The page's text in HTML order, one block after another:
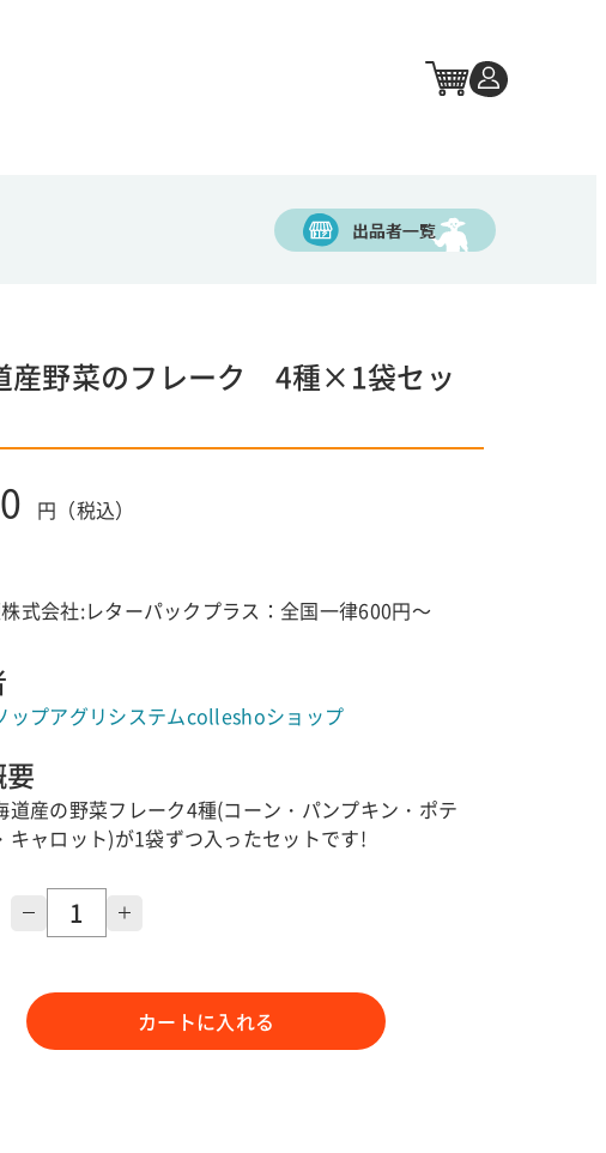
産野菜のフレーク 4種×1袋セッ
円（税込）
式会社:レターパックプラス：全国一律600円～
ップアグリシステムcolleshoショップ
道産の野菜フレーク4種(コーン・パンプキン・ポテ
キャロット)が1袋ずつ入ったセットです!
カートに入れる